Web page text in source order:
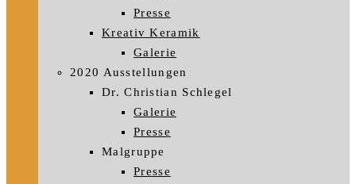
Presse
Kreativ Keramik
Galerie
2020 Ausstellungen
Dr. Christian Schlegel
Galerie
Presse
Malgruppe
Presse